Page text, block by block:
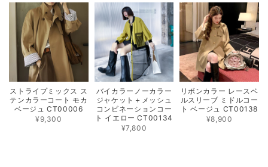
ストライプミックス ス
テンカラーコート モカ
ベージュ CT00006
¥9,300
バイカラーノーカラー
ジャケット＋メッシュ
コンビネーションコー
ト イエロー CT00134
¥7,800
リボンカラー レースベ
ルスリーブ ミドルコー
ト ベージュ CT00138
¥8,900